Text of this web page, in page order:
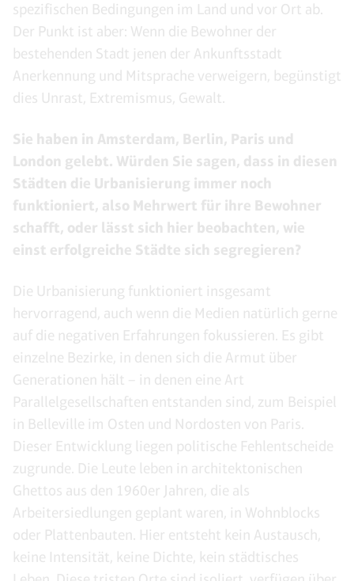
spezifischen Bedingungen im Land und vor Ort ab.
Der Punkt ist aber: Wenn die Bewohner der
bestehenden Stadt jenen der Ankunftsstadt
Anerkennung und Mitsprache verweigern, begünstigt
dies Unrast, Extremismus, Gewalt.
Sie haben in Amsterdam, Berlin, Paris und
London gelebt. Würden Sie sagen, dass in diesen
Städten die Urbanisierung immer noch
funktioniert, also Mehrwert für ihre Bewohner
schafft, oder lässt sich hier beobachten, wie
einst erfolgreiche Städte sich segregieren?
Die Urbanisierung funktioniert insgesamt
hervorragend, auch wenn die Medien natürlich gerne
auf die negativen Erfahrungen fokussieren. Es gibt
einzelne Bezirke, in denen sich die Armut über
Generationen hält – in denen eine Art
Parallelgesellschaften entstanden sind, zum Beispiel
in Belleville im Osten und Nordosten von Paris.
Dieser Entwicklung liegen politische Fehlentscheide
zugrunde. Die Leute leben in architektonischen
Ghettos aus den 1960er Jahren, die als
Arbeitersiedlungen geplant waren, in Wohnblocks
oder Plattenbauten. Hier entsteht kein Austausch,
keine Intensität, keine Dichte, kein städtisches